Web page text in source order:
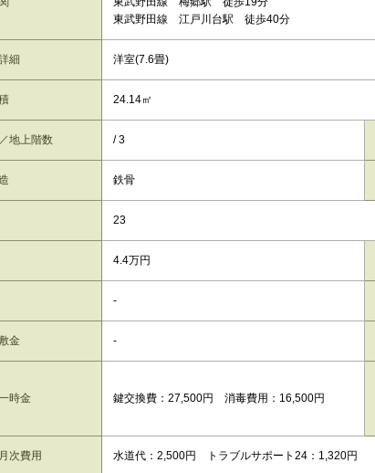
東武野田線 江戸川台駅 徒歩40分
細 洋室(7.6畳)
24.14㎡
地上階数 / 3
鉄骨
23
4.4万円
-
金 -
時金 鍵交換費：27,500円 消毒費用：16,500円
次費用 水道代：2,500円 トラブルサポート24：1,320円